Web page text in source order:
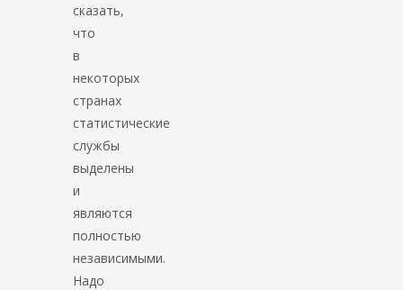
сказать,
что
в
некоторых
странах
статистические
службы
выделены
и
являются
полностью
независимыми.
Надо